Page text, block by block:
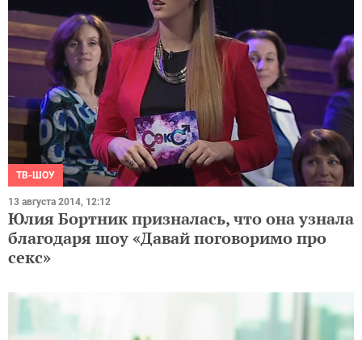
ТВ-ШОУ
13 августа 2014, 12:12
Юлия Бортник призналась, что она узнала
благодаря шоу «Давай поговоримо про
секс»